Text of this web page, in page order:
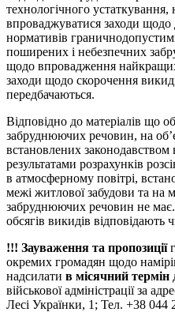
технологічного устаткування,
впроваджуватися заходи щодо
нормативів
поширених і небезпечних
щодо впровадження
заходи щодо скорочення
передбачаються.
Відповідно до матеріалів що
забруднюючих речовин, на
встановлених законодавством
результатами розрахунків
в атмосферному повітрі,
межі житлової забудови та на
забруднюючих речовин не
обсягів викидів відповідають
!!! Зауваження та пропозиції
окремих громадян щодо
надсилати в місячний термін
військової адміністрації за
Лесі Українки, 1; Тел. +38 044